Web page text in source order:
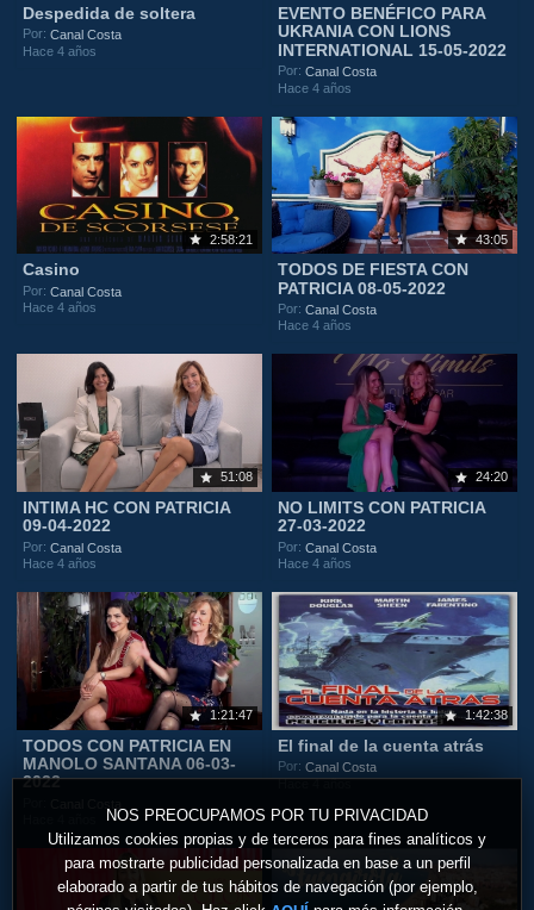
NOS PREOCUPAMOS POR TU PRIVACIDAD
Utilizamos cookies propias y de terceros para fines analíticos y
para mostrarte publicidad personalizada en base a un perfil
elaborado a partir de tus hábitos de navegación (por ejemplo,
Despedida de soltera
Por:Canal Costa
Hace 4 años
EVENTO BENÉFICO PARA
UKRANIA CON LIONS
INTERNATIONAL 15-05-2022
Por:Canal Costa
Hace 4 años
2:58:21
Casino
Por:Canal Costa
Hace 4 años
43:05
TODOS DE FIESTA CON
PATRICIA 08-05-2022
Por:Canal Costa
Hace 4 años
51:08
INTIMA HC CON PATRICIA
09-04-2022
Por:Canal Costa
Hace 4 años
24:20
NO LIMITS CON PATRICIA
27-03-2022
Por:Canal Costa
Hace 4 años
1:21:47
TODOS CON PATRICIA EN
MANOLO SANTANA 06-03-
2022
1:42:38
El final de la cuenta atrás
Por:Canal Costa
Hace 4 años